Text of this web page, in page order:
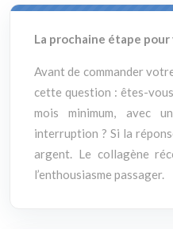
La prochaine étape pour
Avant de commander
cette question : êtes-
mois minimum, avec
interruption ? Si la
argent. Le collagène
l’enthousiasme passager.